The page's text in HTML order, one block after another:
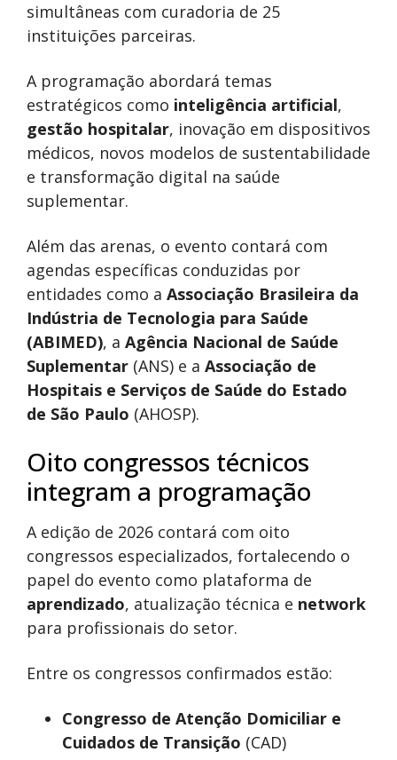
simultâneas com curadoria de 25
instituições parceiras.
A programação abordará temas
estratégicos como inteligência artificial,
gestão hospitalar, inovação em dispositivos
médicos, novos modelos de sustentabilidade
e transformação digital na saúde
suplementar.
Além das arenas, o evento contará com
agendas específicas conduzidas por
entidades como a Associação Brasileira da
Indústria de Tecnologia para Saúde
(ABIMED), a Agência Nacional de Saúde
Suplementar (ANS) e a Associação de
Hospitais e Serviços de Saúde do Estado
de São Paulo (AHOSP).
Oito congressos técnicos
integram a programação
A edição de 2026 contará com oito
congressos especializados, fortalecendo o
papel do evento como plataforma de
aprendizado, atualização técnica e network
para profissionais do setor.
Entre os congressos confirmados estão:
Congresso de Atenção Domiciliar e
Cuidados de Transição (CAD)